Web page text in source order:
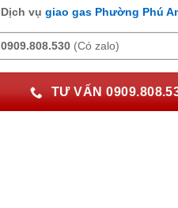
Dịch vụgiao gas Phường Phú
0909.808.530 (Có zalo)
TƯ VẤN